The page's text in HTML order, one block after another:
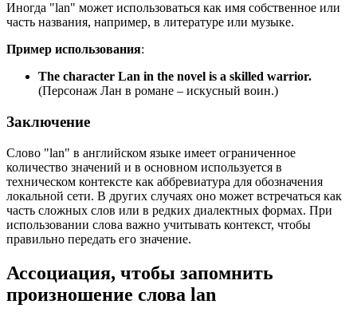
Иногда "lan" может использоваться как имя собственное или
часть названия, например, в литературе или музыке.
Пример использования:
The character Lan in the novel is a skilled warrior.
(Персонаж Лан в романе – искусный воин.)
Заключение
Слово "lan" в английском языке имеет ограниченное
количество значений и в основном используется в
техническом контексте как аббревиатура для обозначения
локальной сети. В других случаях оно может встречаться как
часть сложных слов или в редких диалектных формах. При
использовании слова важно учитывать контекст, чтобы
правильно передать его значение.
Ассоциация, чтобы запомнить
произношение слова lan